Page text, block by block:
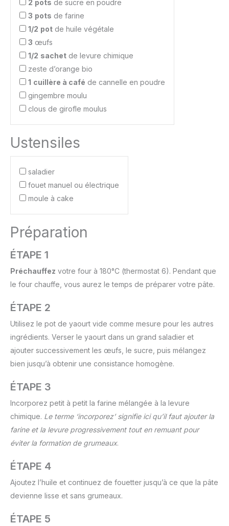
2 pots de sucre en poudre
3 pots de farine
1/2 pot de huile végétale
3 œufs
1/2 sachet de levure chimique
zeste d’orange bio
1 cuillère à café de cannelle en poudre
gingembre moulu
clous de girofle moulus
Ustensiles
saladier
fouet manuel ou électrique
moule à cake
Préparation
ÉTAPE 1
Préchauffez votre four à 180°C (thermostat 6). Pendant que
le four chauffe, vous aurez le temps de préparer votre pâte.
ÉTAPE 2
Utilisez le pot de yaourt vide comme mesure pour les autres
ingrédients. Verser le yaourt dans un grand saladier et
ajouter successivement les œufs, le sucre, puis mélangez
bien jusqu’à obtenir une consistance homogène.
ÉTAPE 3
Incorporez petit à petit la farine mélangée à la levure
chimique. Le terme ‘incorporez’ signifie ici qu’il faut ajouter la
farine et la levure progressivement tout en remuant pour
éviter la formation de grumeaux.
ÉTAPE 4
Ajoutez l’huile et continuez de fouetter jusqu’à ce que la pâte
devienne lisse et sans grumeaux.
ÉTAPE 5